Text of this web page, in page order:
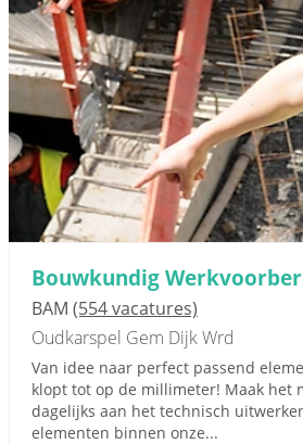
Bouwkundig
BAM (554 vacatures)
Oudkarspel Gem Dijk Wrd
Van idee naar perfect passend
klopt tot op de millimeter! Maak het
dagelijks aan het technisch
elementen binnen onze...